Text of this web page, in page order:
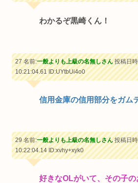
わかるぞ黒崎くん！
27 名前:一般よりも上級の名無しさん投稿日
10:21:04.61ID:UYtbUi4o0
信用金庫の信用部分をガム
29 名前:一般よりも上級の名無しさん投稿日
10:22:04.14ID:xvhy+xyk0
好きなOLがいて、その子